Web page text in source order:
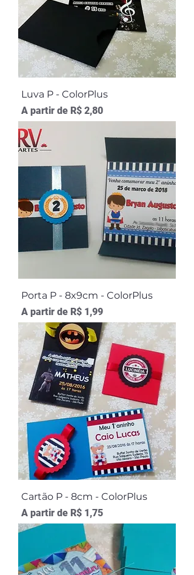
Luva P - ColorPlus
A partir de R$ 2,80
Preço promocional
Porta P - 8x9cm - ColorPlus
A partir de R$ 1,99
Preço promocional
Cartão P - 8cm - ColorPlus
A partir de R$ 1,75
Preço promocional